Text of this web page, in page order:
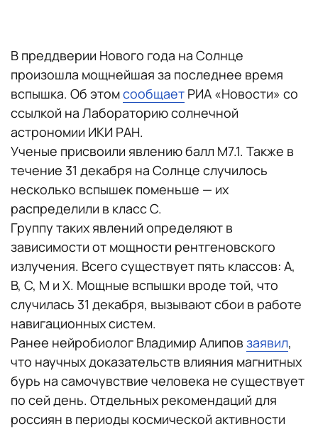
В преддверии Нового года на Солнце
произошла мощнейшая за последнее время
вспышка. Об этомсообщает РИА «Новости» со
ссылкой на Лабораторию солнечной
астрономии ИКИ РАН.
Ученые присвоили явлению балл М7.1. Также в
течение 31 декабря на Солнце случилось
несколько вспышек поменьше — их
распределили в класс C.
Группу таких явлений определяют в
зависимости от мощности рентгеновского
излучения. Всего существует пять классов: A,
B, C, M и X. Мощные вспышки вроде той, что
случилась 31 декабря, вызывают сбои в работе
навигационных систем.
Ранее нейробиолог Владимир Алипов заявил,
что научных доказательств влияния магнитных
бурь на самочувствие человека не существует
по сей день. Отдельных рекомендаций для
россиян в периоды космической активности